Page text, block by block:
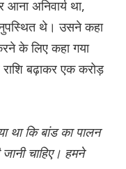
अनिवार्य था,
थे। उसने कहा
के लिए कहा गया
राशि बढ़ाकर एक करोड़
था कि बांड का पालन
चाहिए। हमने